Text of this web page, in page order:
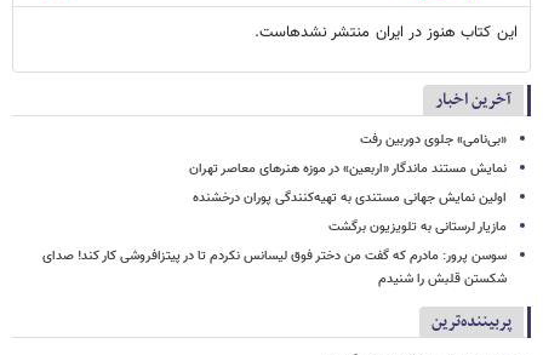
اين کتاب هنوز در ايران منتشر نشده​است.
آخرین اخبار
«بی‌نامی» جلوی دوربین رفت
نمایش مستند ماندگار «اربعین» در موزه هنرهای معاصر تهران
اولین نمایش جهانی مستندی به تهیه‌کنندگی پوران درخشنده
مازیار لرستانی به تلویزیون برگشت
سوسن پرور: مادرم که گفت من دختر فوق‌ لیسانس نکردم تا در پیتزافروشی کار کند! صدای
شکستن قلبش را شنیدم
پربیننده‌ترین